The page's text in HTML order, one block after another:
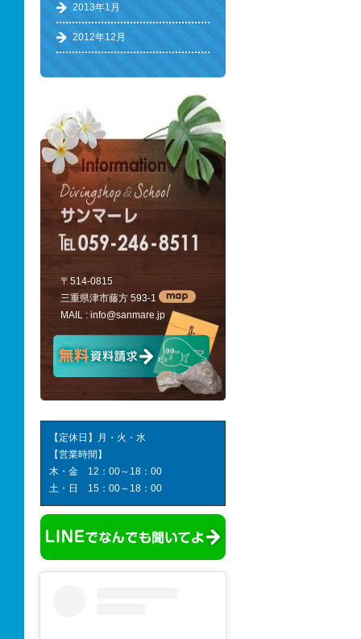
2013年1月
2012年12月
〒514-0815
三重県津市藤方 593-1
MAIL : info@sanmare.jp
【定休日】月・火・水
【営業時間】
木・金 12：00～18：00
土・日 15：00～18：00